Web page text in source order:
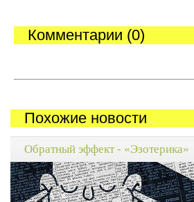
Комментарии (0)
Похожие новости
Обратный эффект - «Эзотерика»